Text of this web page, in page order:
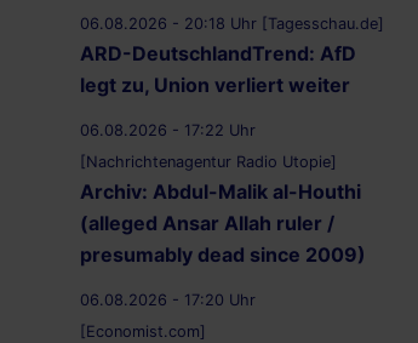
06.08.2026 - 20:18 Uhr [Tagesschau.de]
ARD-DeutschlandTrend: AfD
legt zu, Union verliert weiter
06.08.2026 - 17:22 Uhr
[Nachrichtenagentur Radio Utopie]
Archiv: Abdul-Malik al-Houthi
(alleged Ansar Allah ruler /
presumably dead since 2009)
06.08.2026 - 17:20 Uhr
[Economist.com]